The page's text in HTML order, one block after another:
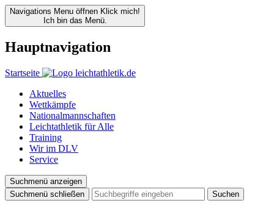
Navigations Menu öffnen Klick mich!
Ich bin das Menü.
Hauptnavigation
Startseite
Aktuelles
Wettkämpfe
Nationalmannschaften
Leichtathletik für Alle
Training
Wir im DLV
Service
Suchmenü anzeigen
Suchmenü schließen
Suchen